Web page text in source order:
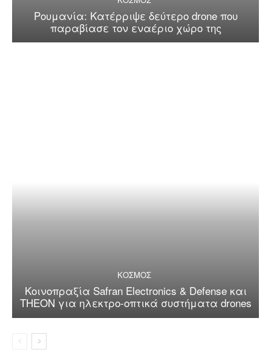
Ρουμανία: Κατέρριψε δεύτερο drone που
παραβίασε τον εναέριο χώρο της
ΚΟΣΜΟΣ
Κοινοπραξία Safran Electronics & Defense και
THEON για ηλεκτρο-οπτικά συστήματα drones